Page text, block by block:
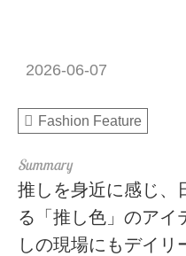
2026-06-07
Fashion Feature
推しを身近に感じ、
る「推し色」のアイ
しの現場にもデイリ